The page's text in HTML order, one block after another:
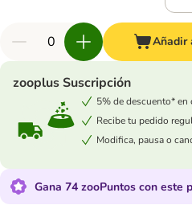
Añadir
zooplus Suscripción
5% de descuento* en
Recibe tu pedido
Modifica, pausa o
Gana 74 zooPuntos con este